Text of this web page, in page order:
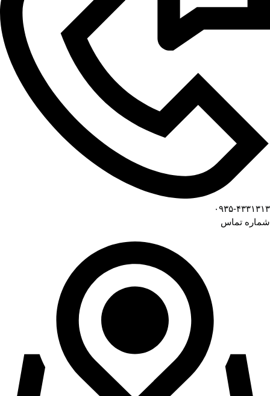
۰۹۳۵-۴۳۳۱۳۱۳
شماره تماس